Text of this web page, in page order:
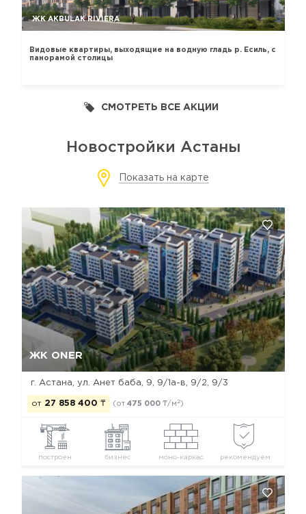
ЖК AKBULAK RIVIERA
Видовые квартиры, выходящие на водную гладь р. Есиль, с
панорамой столицы
СМОТРЕТЬ ВСЕ АКЦИИ
Новостройки Астаны
Показать на карте
ЖК ONER
г. Астана, ул. Анет баба, 9, 9/1а-в, 9/2, 9/3
от 27 858 400 ₸ (от 475 000 ₸/м 2)
построен бизнес моно-каркас рекомендуем
Да, удалить Отмена